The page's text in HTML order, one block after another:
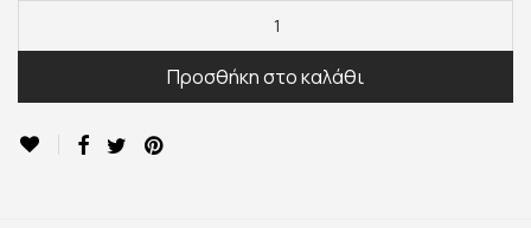
Προσθήκη στο καλάθι